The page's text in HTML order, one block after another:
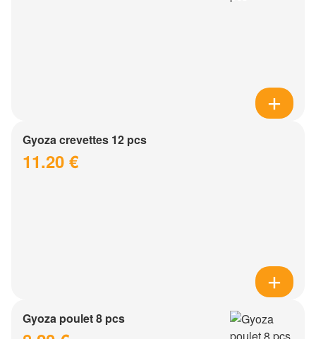
Gyoza crevettes 12 pcs
11.20 €
Gyoza poulet 8 pcs